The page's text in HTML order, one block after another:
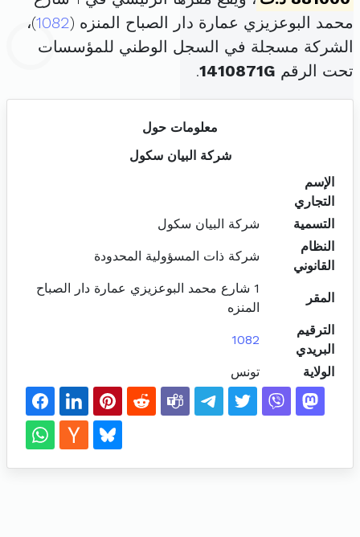
محمد البوعزيزي عمارة دار الصباح المنزه (1082)،
الشركة مسجلة في السجل الوطني للمؤسسات
تحت الرقم 1410871G
.
معلومات حول
شركة البيان سكول
الإسم
التجاري
التسمية
شركة البيان سكول
النظام
القانوني
شركة ذات المسؤولية المحدودة
المقر
1 شارع محمد البوعزيزي عمارة دار الصباح
المنزه
الترقيم
البريدي
1082
الولاية تونس